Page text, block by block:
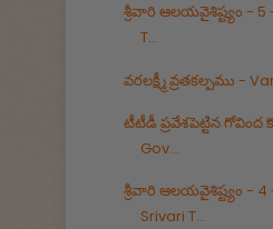
శ్రీవారి ఆలయవైశిష్ట్యం - 5
T...
వరలక్ష్మీ వ్రతకల్పము -
టీటీడీ ప్రవేశపెట్టిన గోవింద
Gov...
శ్రీవారి ఆలయవైశిష్ట్యం -
Srivari T...